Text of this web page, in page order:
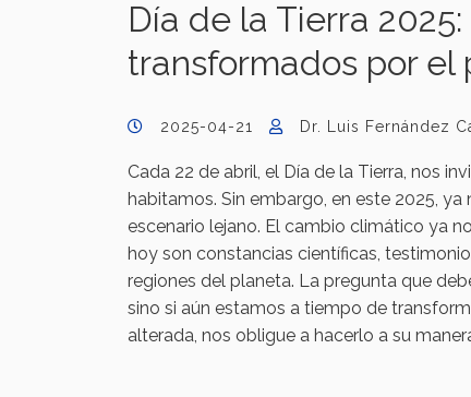
Día de la Tierra
transformados por el
2025-04-21 Dr. Luis Fernández
Cada 22 de abril, el Día de la Tierra, nos
habitamos. Sin embargo, en este 2025,
escenario lejano. El cambio climático ya
hoy son constancias científicas,
regiones del planeta. La pregunta que
sino si aún estamos a tiempo de
alterada, nos obligue a hacerlo a su